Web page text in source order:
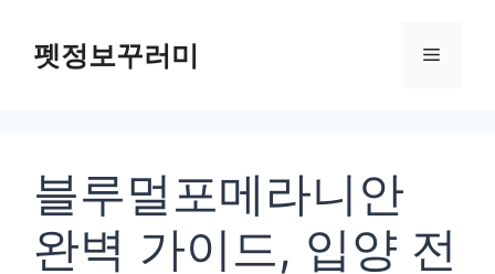
펫정보꾸러미 메
블루멀포메라니안
완벽 가이드, 입양 전